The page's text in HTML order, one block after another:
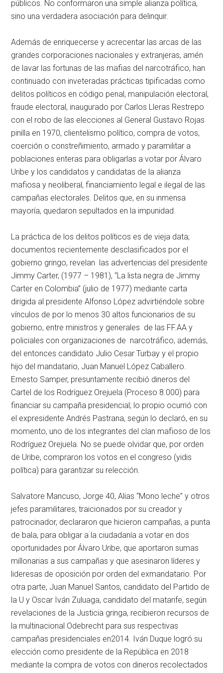
públicos. No conformaron una simple alianza política,
sino una verdadera asociación para delinquir.
Además de enriquecerse y acrecentar las arcas de las
grandes corporaciones nacionales y extranjeras, amén
de lavar las fortunas de las mafias del narcotráfico, han
continuado con inveteradas prácticas tipificadas como
delitos políticos en código penal, manipulación electoral,
fraude electoral, inaugurado por Carlos Lleras Restrepo
con el robo de las elecciones al General Gustavo Rojas
pinilla en 1970, clientelismo político, compra de votos,
coerción o constreñimiento, armado y paramilitar a
poblaciones enteras para obligarlas a votar por Álvaro
Uribe y los candidatos y candidatas de la alianza
mafiosa y neoliberal, financiamiento legal e ilegal de las
campañas electorales. Delitos que, en su inmensa
mayoría, quedaron sepultados en la impunidad.
La práctica de los delitos políticos es de vieja data;
documentos recientemente desclasificados por el
gobierno gringo, revelan las advertencias del presidente
Jimmy Carter, (1977 – 1981), “La lista negra de Jimmy
Carter en Colombia” (julio de 1977) mediante carta
dirigida al presidente Alfonso López advirtiéndole sobre
vínculos de por lo menos 30 altos funcionarios de su
gobierno, entre ministros y generales de las FF.AA y
policiales con organizaciones de narcotráfico, además,
del entonces candidato Julio Cesar Turbay y el propio
hijo del mandatario, Juan Manuel López Caballero.
Ernesto Samper, presuntamente recibió dineros del
Cartel de los Rodríguez Orejuela (Proceso 8.000) para
financiar su campaña presidencial; lo propio ocurrió con
el expresidente Andrés Pastrana, según lo declaró, en su
momento, uno de los integrantes del clan mafioso de los
Rodríguez Orejuela. No se puede olvidar que, por orden
de Uribe, compraron los votos en el congreso (yidis
política) para garantizar su relección.
Salvatore Mancuso, Jorge 40, Alias “Mono leche” y otros
jefes paramilitares, traicionados por su creador y
patrocinador, declararon que hicieron campañas, a punta
de bala, para obligar a la ciudadanía a votar en dos
oportunidades por Álvaro Uribe, que aportaron sumas
millonarias a sus campañas y que asesinaron líderes y
lideresas de oposición por orden del exmandatario. Por
otra parte, Juan Manuel Santos, candidato del Partido de
la U y Oscar Iván Zuluaga, candidato del matarife, según
revelaciones de la Justicia gringa, recibieron recursos de
la multinacional Odebrecht para sus respectivas
campañas presidenciales en2014. Iván Duque logró su
elección como presidente de la República en 2018
mediante la compra de votos con dineros recolectados